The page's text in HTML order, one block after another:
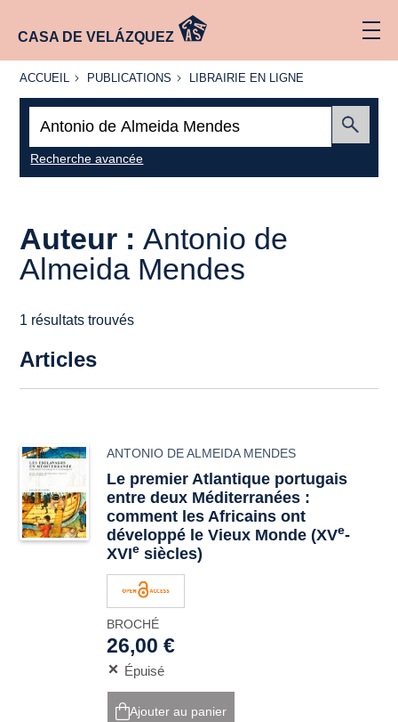
CASA DE VELÁZQUEZ
ACCUEIL
ACCUEIL PUBLICATIONS
PUBLICATIONS
LIBRAIRIE
LIBRAIRIE EN LIGNE
Recherche avancée
Auteur : Antonio de
Almeida Mendes
1 résultats trouvés
Articles
ANTONIO DE ALMEIDA MENDES
Le premier Atlantique portugais
entre deux Méditerranées :
comment les Africains ont
développé le Vieux Monde (XVe-
XVIe siècles)
BROCHÉ
26,00 €
Épuisé
Ajouter au panier